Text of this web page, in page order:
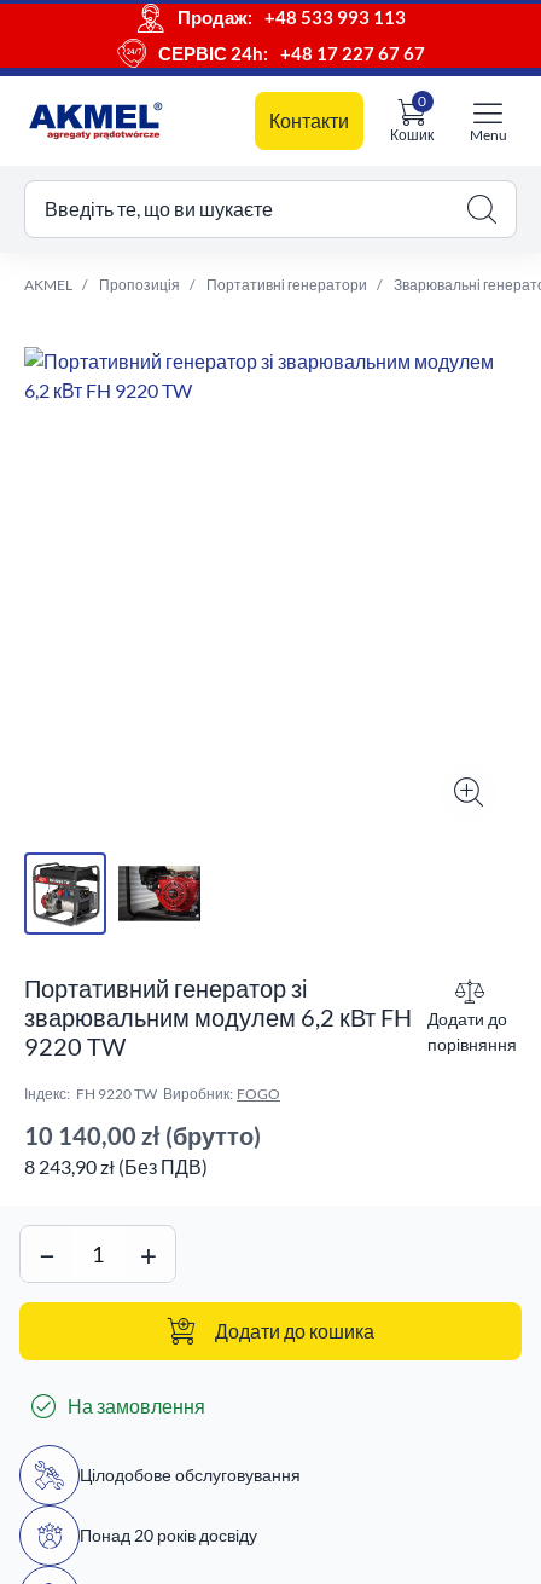
Продаж:
+48 533 993 113
СЕРВІС 24h:
+48 17 227 67 67
Контакти
Кошик
0
кошик
Menu
Введіть те, що ви шукаєте
AKMEL Пропозиція Портативні генератори Зварювальні
Портативний генератор зі
зварювальним модулем 6,2 кВт FH
9220 TW
Додати до
порівняння
Індекс: FH 9220 TW Виробник: FOGO
10 140,00 zł (брутто)
8 243,90 zł (Без ПДВ)
− +
Додати до кошика
На замовлення
Цілодобове обслуговування
Понад 20 років досвіду